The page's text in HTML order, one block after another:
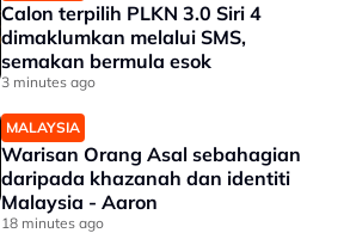
Calon terpilih PLKN 3.0 Siri 4
dimaklumkan melalui SMS,
semakan bermula esok
3 minutes ago
MALAYSIA
Warisan Orang Asal sebahagian
daripada khazanah dan identiti
Malaysia - Aaron
18 minutes ago